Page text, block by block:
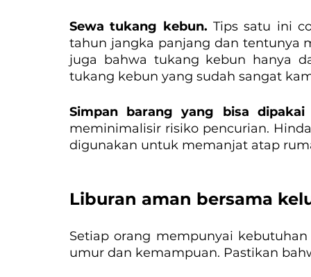
Sewa tukang kebun. Tips satu ini
tahun jangka panjang dan tentunya
juga bahwa tukang kebun hanya
tukang kebun yang sudah sangat
Simpan barang yang bisa
meminimalisir risiko pencurian.
digunakan untuk memanjat atap
Liburan aman bersama
Setiap orang mempunyai
umur dan kemampuan. Pastikan